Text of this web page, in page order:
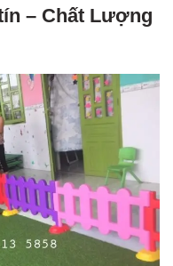
– Chất Lượng